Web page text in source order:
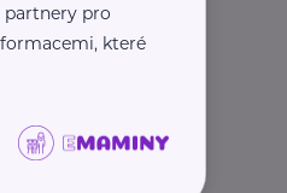
partnery pro
které